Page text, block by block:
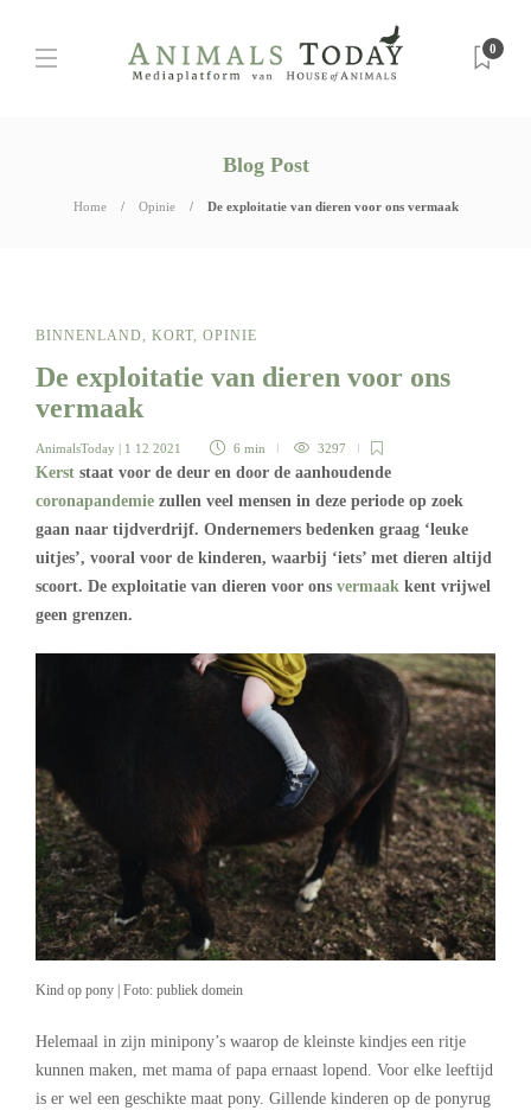
0
Blog Post
Home Opinie De exploitatie van dieren voor ons vermaak
BINNENLAND, KORT, OPINIE
De exploitatie van dieren voor ons
vermaak
AnimalsToday | 1 12 2021 6 min 3297
Kerst staat voor de deur en door de aanhoudende
coronapandemie zullen veel mensen in deze periode op zoek
gaan naar tijdverdrijf. Ondernemers bedenken graag ‘leuke
uitjes’, vooral voor de kinderen, waarbij ‘iets’ met dieren altijd
scoort. De exploitatie van dieren voor ons vermaak kent vrijwel
geen grenzen.
Kind op pony | Foto: publiek domein
Helemaal in zijn minipony’s waarop de kleinste kindjes een ritje
kunnen maken, met mama of papa ernaast lopend. Voor elke leeftijd
is er wel een geschikte maat pony. Gillende kinderen op de ponyrug